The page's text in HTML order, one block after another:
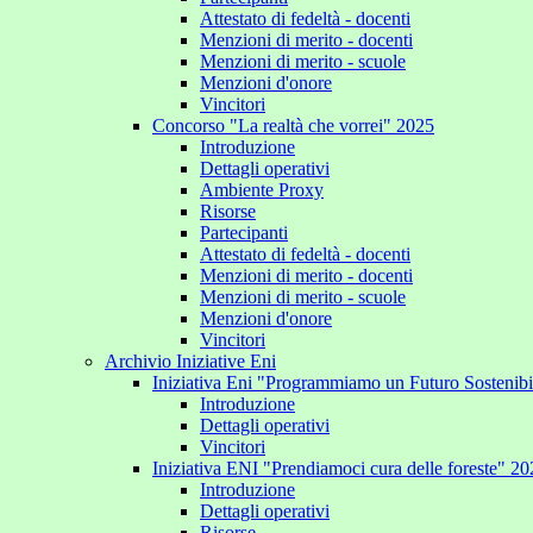
Attestato di fedeltà - docenti
Menzioni di merito - docenti
Menzioni di merito - scuole
Menzioni d'onore
Vincitori
Concorso "La realtà che vorrei" 2025
Introduzione
Dettagli operativi
Ambiente Proxy
Risorse
Partecipanti
Attestato di fedeltà - docenti
Menzioni di merito - docenti
Menzioni di merito - scuole
Menzioni d'onore
Vincitori
Archivio Iniziative Eni
Iniziativa Eni "Programmiamo un Futuro
Introduzione
Dettagli operativi
Vincitori
Iniziativa ENI "Prendiamoci cura delle foreste"
Introduzione
Dettagli operativi